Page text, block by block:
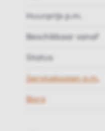
Huurprijs p.m.
Beschikbaar vanaf
Status
Servicekosten p.m.
Borg